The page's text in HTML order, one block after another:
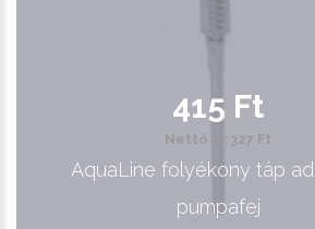
415 Ft
Nettó ár: 327 Ft
AquaLine folyékony táp
pumpafej